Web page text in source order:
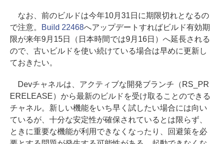
なお、前のビルドは今年10月31日に期限切れとなるの
で注意。
Build 22468へアップデートすればビルド有効期
限が来年9月15日（日本時間では9月16日）へ延長される
ので、古いビルドを使い続けている場合は早めに更新し
ておきたい。
Devチャネルは、アクティブな開発ブランチ（RS_PR
ERELEASE）から最新のビルドを受け取ることのできる
チャネル。新しい機能をいち早く試したい場合には向い
ているが、十分な安定性が確保されているとは限らず、
ときに重要な機能が利用できなくなったり、回避策を必